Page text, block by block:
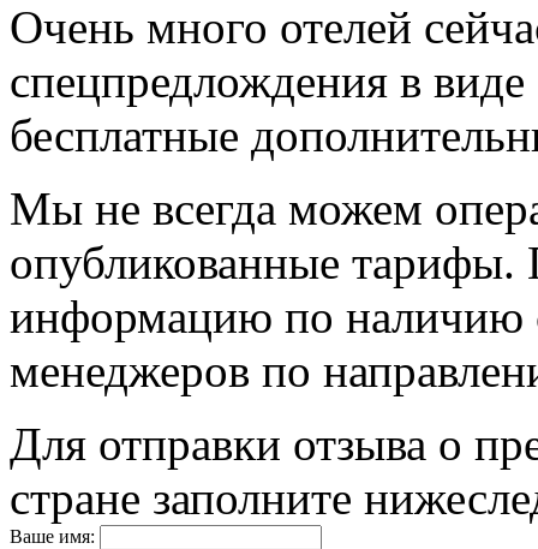
Очень много отелей
спецпредлождения в
бесплатные
Мы не всегда можем
опубликованные тарифы.
информацию по наличию
менеджеров по
Для отправки отзыва о
стране заполните
Ваше имя: